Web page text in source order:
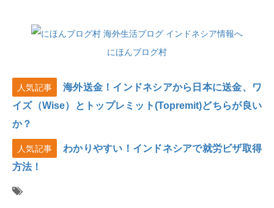
にほんブログ村
人気記事
海外送金！インドネシアから日本に送金、ワ
イズ（Wise）とトップレミット(Topremit)どちらが良い
か？
人気記事
わかりやすい！インドネシアで就労ビザ取得
方法！